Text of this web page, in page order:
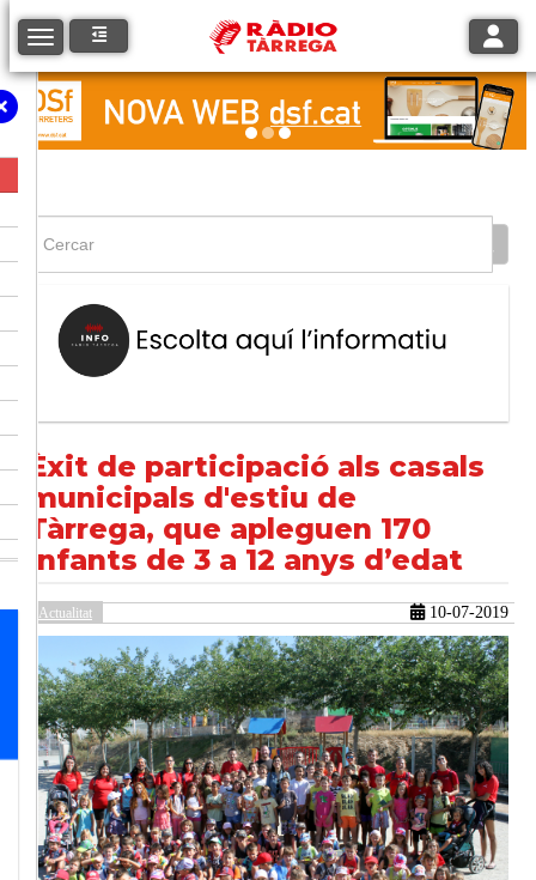
Toggle navigation
Èxit de participació als casals
municipals d'estiu de
Tàrrega, que apleguen 170
infants de 3 a 12 anys d’edat
Actualitat 10-07-2019